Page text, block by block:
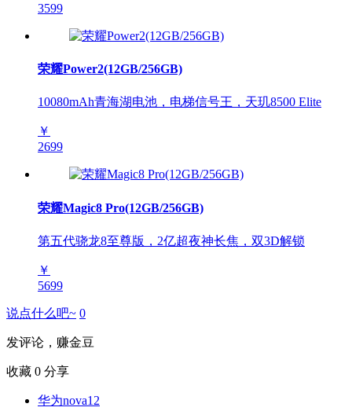
3599
荣耀Power2(12GB/256GB)
10080mAh青海湖电池，电梯信号王，天玑8500 Elite
￥
2699
荣耀Magic8 Pro(12GB/256GB)
第五代骁龙8至尊版，2亿超夜神长焦，双3D解锁
￥
5699
说点什么吧~ 0
发评论，赚金豆
收藏 0 分享
华为nova12